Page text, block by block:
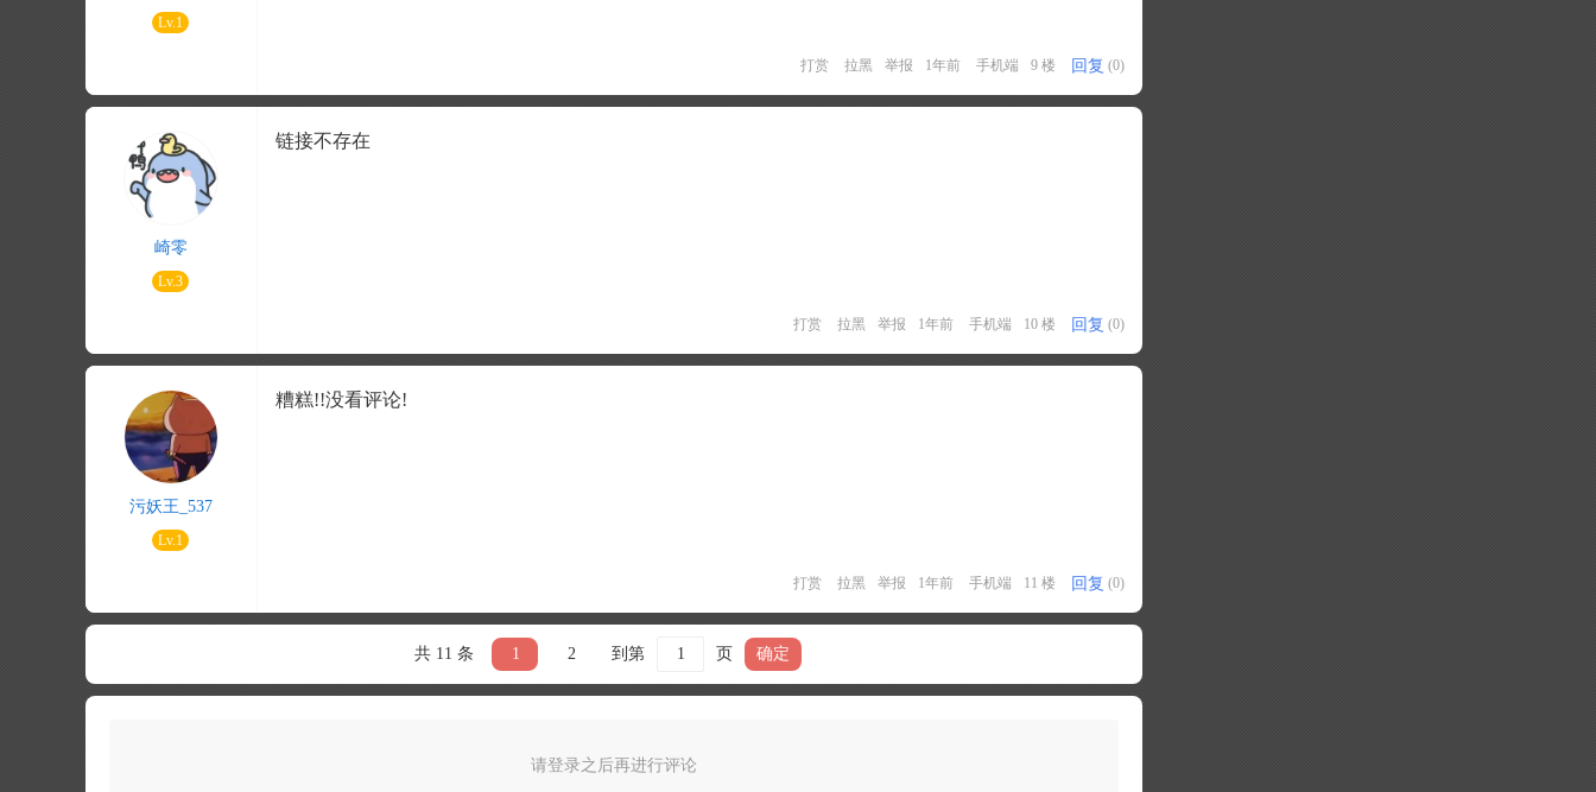
Lv.1
打赏 拉黑 举报 1年前 手机端 9 楼 回复 (0)
崎零
Lv.3
链接不存在
打赏 拉黑 举报 1年前 手机端 10 楼 回复 (0)
污妖王_537
Lv.1
糟糕!!没看评论!
打赏 拉黑 举报 1年前 手机端 11 楼 回复 (0)
共 11 条 1 2 到第 页 确定
请登录之后再进行评论